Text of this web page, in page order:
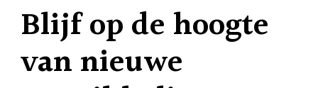
Blijf op de hoogte
van nieuwe